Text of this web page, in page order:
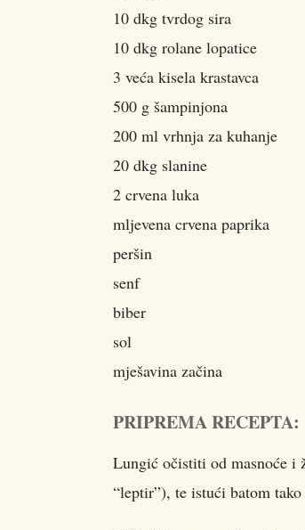
10 dkg tvrdog sira
10 dkg rolane lopatice
3 veća kisela krastavca
500 g šampinjona
200 ml vrhnja za kuhanje
20 dkg slanine
2 crvena luka
mljevena crvena paprika
peršin
senf
biber
sol
mješavina začina
PRIPREMA RECEPTA:
Lungić očistiti od masnoće i
“leptir”), te istući batom